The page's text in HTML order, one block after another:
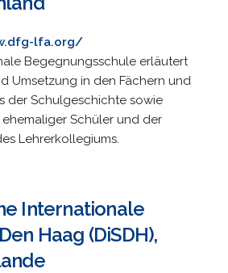
lfa.org/
Begegnungsschule erläutert
Umsetzung in den Fächern und
der Schulgeschichte sowie
ehemaliger Schüler und der
Lehrerkollegiums.
Internationale
Haag (DiSDH),